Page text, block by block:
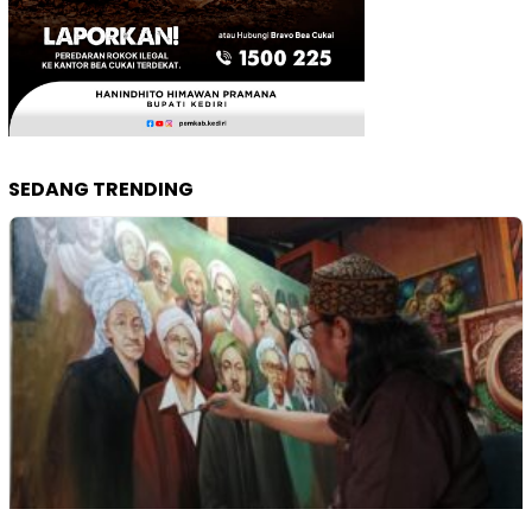
SEDANG TRENDING